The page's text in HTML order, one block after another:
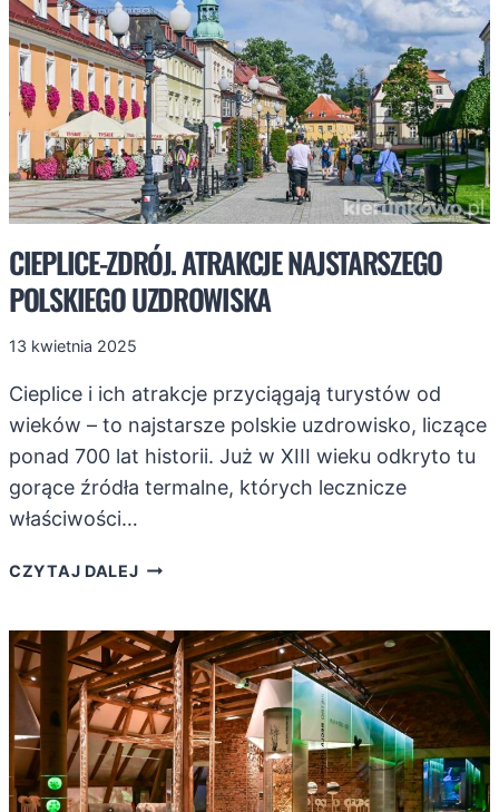
TOP5!
CIEPLICE-ZDRÓJ. ATRAKCJE NAJSTARSZEGO
POLSKIEGO UZDROWISKA
13 kwietnia 2025
Cieplice i ich atrakcje przyciągają turystów od
wieków – to najstarsze polskie uzdrowisko, liczące
ponad 700 lat historii. Już w XIII wieku odkryto tu
gorące źródła termalne, których lecznicze
właściwości…
CZYTAJ DALEJCIEPLICE-
NAJSTARSZEGO
POLSKIEGO
UZDROWISKA